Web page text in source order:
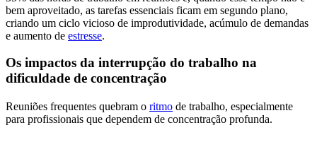
bem aproveitado, as tarefas essenciais ficam em segundo plano,
criando um ciclo vicioso de improdutividade, acúmulo de demandas
e aumento de estresse.
Os impactos da interrupção do trabalho na
dificuldade de concentração
Reuniões frequentes quebram o ritmo de trabalho, especialmente
para profissionais que dependem de concentração profunda.